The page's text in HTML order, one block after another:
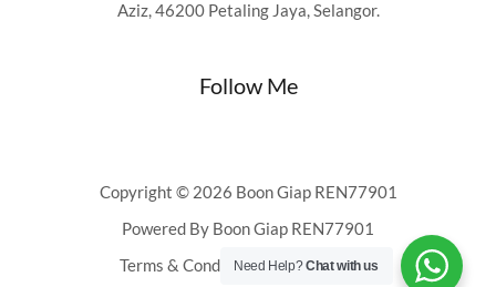
Aziz, 46200 Petaling Jaya, Selangor.
Follow Me
Copyright © 2026 Boon Giap REN77901
Powered By Boon Giap REN77901
Terms & Conditions|Privacy Policy
Need Help?Chat with us